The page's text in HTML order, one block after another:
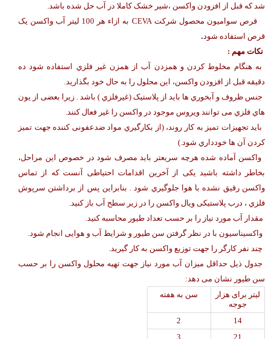
شد که قبل از افزودن واکسن ،شیر خشک کاملا در آب حل شده باشد.
قرص سوامیون محصول شرکت CEVA به ازاء هر 100 لیتر آب واکسن یک
قرص استفاده شود .
نکات مهم :
به هنگام مخلوط کردن و همزدن آب از همزن غیر فلزي استفاده شود ده
دقیقه قبل از افزودن واکسن، این محلول را به حال خود بگذارید.
جنس ظروف و آبخوري ها باید از پلاستیک (غیرفلزي ) باشد . زیرا بعضی از یون
هاي فلزي می توانند ویروس موجود در واکسن را غیر فعال کنند.
باید تجهیزات تمیز به کار روند، (از بکارگیري مواد ضدعفونی کننده جهت تمیز
کردن آن ها خودداري شود.)
واکسن آماده شده هرچه سریعتر باید مصرف شود در خصوص این مراحل،
بخاطر داشته باشید یکی از آخرین اقدامات احتیاطی آنست که از تماس
واکسن رقیق نشده با هوا جلوگیري شود . بنابراین پس از برداشتن سرپوش
فلزي ، درب پلاستیکی ویال واکسن را در زیر سطح آب باز کنید.
مقدار آب مورد نیاز را بر حسب تعداد طیور محاسبه کنید.
واکسیناسیون با در نظر گرفتن سن طیور و شرایط آب و هوایی انجام شود.
چند نفر کارگر را جهت توزیع واکسن به کار گیرید.
جدول ذیل حداقل میزان آب مورد نیاز جهت تهیه محلول واکسن را بر حسب
سن طیور نشان می دهد:
لیتر برای هزار
جوجه
سن به هفته
14
2
21
3